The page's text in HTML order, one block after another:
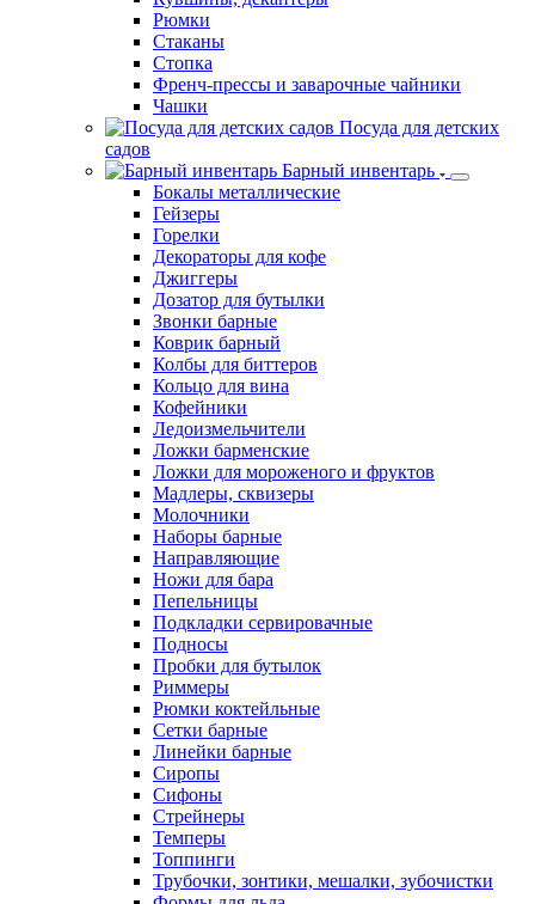
Рюмки
Стаканы
Стопка
Френч-прессы и заварочные чайники
Чашки
Посуда для детских
садов
Барный инвентарь
Бокалы металлические
Гейзеры
Горелки
Декораторы для кофе
Джиггеры
Дозатор для бутылки
Звонки барные
Коврик барный
Колбы для биттеров
Кольцо для вина
Кофейники
Ледоизмельчители
Ложки барменские
Ложки для мороженого и фруктов
Мадлеры, сквизеры
Молочники
Наборы барные
Направляющие
Ножи для бара
Пепельницы
Подкладки сервировачные
Подносы
Пробки для бутылок
Риммеры
Рюмки коктейльные
Сетки барные
Линейки барные
Сиропы
Сифоны
Стрейнеры
Темперы
Топпинги
Трубочки, зонтики, мешалки, зубочистки